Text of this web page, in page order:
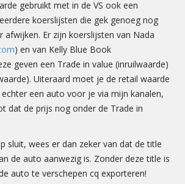
gebruikt met in de VS ook een
koerslijsten die gek genoeg nog
afwijken. Er zijn koerslijsten van Nada
) en van Kelly Blue Book
geven een Trade in value (inruilwaarde)
Uiteraard moet je de retail waarde
echter een auto voor je via mijn kanalen,
dat de prijs nog onder de Trade in
sluit, wees er dan zeker van dat de title
de auto aanwezig is. Zonder deze title is
auto te verschepen cq exporteren!